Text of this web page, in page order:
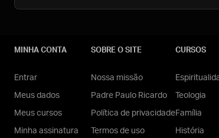
MINHA CONTA
Entrar
Meus dados
Meus cursos
Minha assinatura
SOBRE O SITE
Nossa missão
Padre Paulo Ricardo
Política de privacidade
Termos de uso
CURSOS
Teologia
Família
História